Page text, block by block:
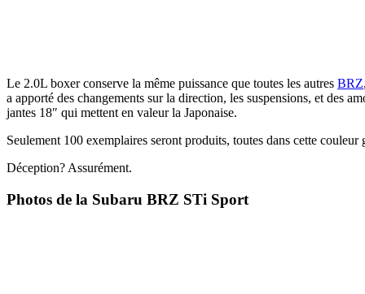
Le 2.0L boxer conserve la même puissance que toutes les autres BRZ
a apporté des changements sur la direction, les suspensions, et des
jantes 18″ qui mettent en valeur la Japonaise.
Seulement 100 exemplaires seront produits, toutes dans cette couleur
Déception? Assurément.
Photos de la Subaru BRZ STi Sport